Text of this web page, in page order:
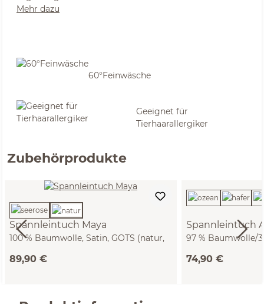
Mehr dazu
60°Feinwäsche
Geeignet für
Tierhaarallergiker
Zubehörprodukte
Spannleintuch Maya
100 % Baumwolle, Satin, GOTS (natur,
89,90 €
Spannleintuch
97 % Baumwolle/3
x 22/28 cm)
74,90 €